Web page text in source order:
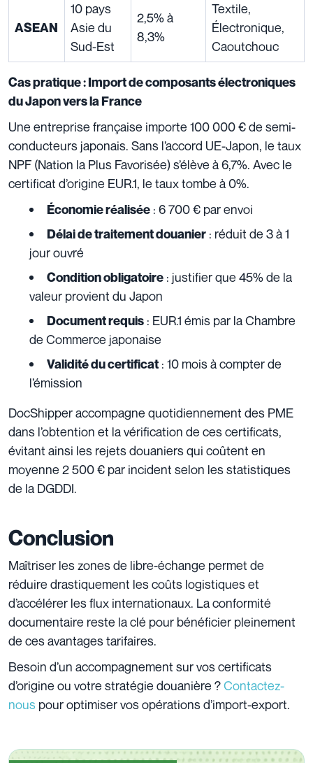
ASEAN
10 pays
Asie du
Sud-Est
2,5% à
8,3%
Textile,
Électronique,
Caoutchouc
Cas pratique : Import de composants électroniques
du Japon vers la France
Une entreprise française importe 100 000 € de semi-
conducteurs japonais. Sans l’accord UE-Japon, le taux
NPF (Nation la Plus Favorisée) s’élève à 6,7%. Avec le
certificat d’origine EUR.1, le taux tombe à 0%.
Économie réalisée : 6 700 € par envoi
Délai de traitement douanier : réduit de 3 à 1
jour ouvré
Condition obligatoire : justifier que 45% de la
valeur provient du Japon
Document requis : EUR.1 émis par la Chambre
de Commerce japonaise
Validité du certificat : 10 mois à compter de
l’émission
DocShipper accompagne quotidiennement des PME
dans l’obtention et la vérification de ces certificats,
évitant ainsi les rejets douaniers qui coûtent en
moyenne 2 500 € par incident selon les statistiques
de la DGDDI.
Conclusion
Maîtriser les zones de libre-échange permet de
réduire drastiquement les coûts logistiques et
d’accélérer les flux internationaux. La conformité
documentaire reste la clé pour bénéficier pleinement
de ces avantages tarifaires.
Besoin d’un accompagnement sur vos certificats
d’origine ou votre stratégie douanière ?Contactez-
nous pour optimiser vos opérations d’import-export.